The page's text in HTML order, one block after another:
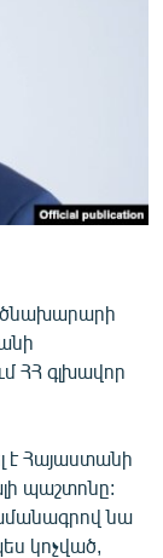
ՀՀ գլխավոր
է Հայաստանի
պաշտոնը:
նա
կոչված,